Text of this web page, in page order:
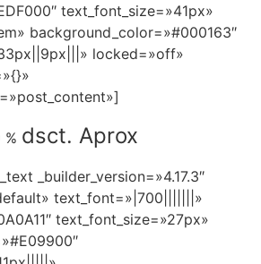
text_font_size=»41px»
background_color=»#000163″
locked=»off»
% dsct. Aprox
_builder_version=»4.17.3″
text_font=»|700|||||||»
text_font_size=»27px»